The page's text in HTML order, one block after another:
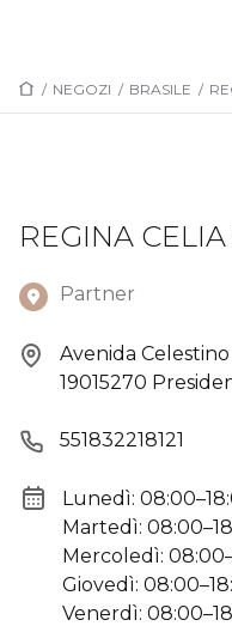
/ NEGOZI / BRASILE /
REGINA
Partner
Avenida
19015270
551832218121
Lunedì:
Martedì:
Mercoledì:
Giovedì:
Venerdì: